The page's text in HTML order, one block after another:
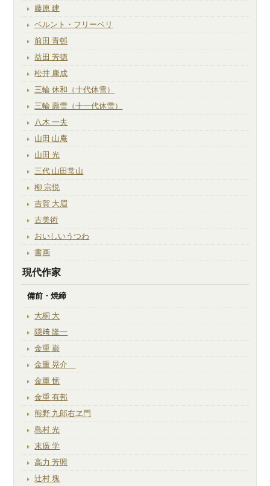
藤原 建
ベルント・フリーベリ
前田 青邨
益田 芳徳
松井 康成
三輪 休和（十代休雪）
三輪 壽雪（十一代休雪）
八木 一夫
山田 山庵
山田 光
三代 山田常山
柳 宗悦
吉賀 大眉
古美術
おいしいうつわ
書画
現代作家
備前・焼締
大桐 大
隠﨑 隆一
金重 巌
金重 晃介
金重 愫
金重 有邦
熊野 九郎右ヱ門
島村 光
末廣 学
高力 芳照
辻村 塊